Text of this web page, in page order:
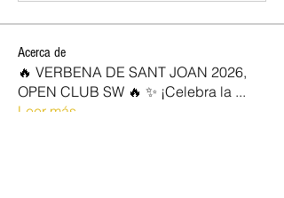
Acerca de
🔥 VERBENA DE SANT JOAN 2026,
OPEN CLUB SW 🔥 ✨ ¡Celebra la ...
Leer más